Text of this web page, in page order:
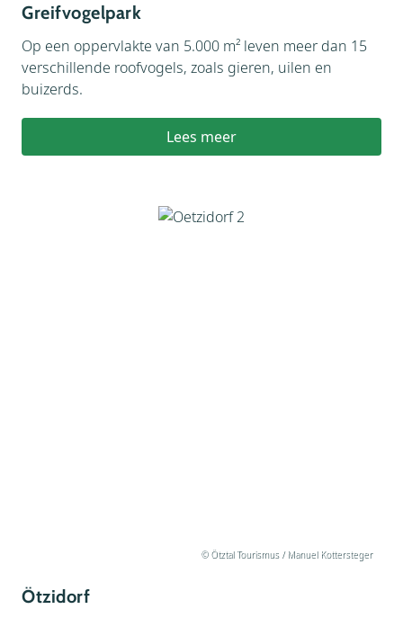
Greifvogelpark
Op een oppervlakte van 5.000 m² leven meer dan 15
verschillende roofvogels, zoals gieren, uilen en
buizerds.
Lees meer
© Ötztal Tourismus / Manuel Kottersteger
Ötzidorf